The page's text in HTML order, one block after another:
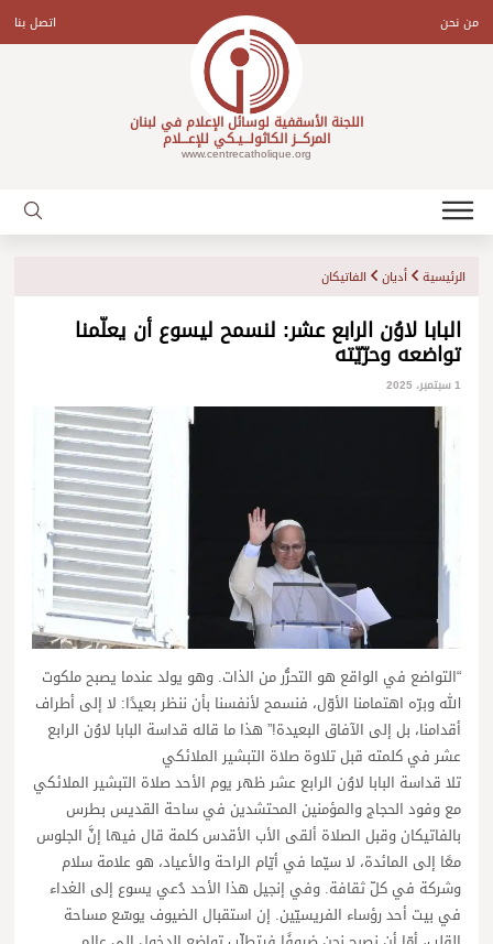
contentمن نحن اتصل بنا
اللجنة الأسقفية لوسائل الإعلام في لبنان
المركـــز الكاثولـــيـكي للإعـــلام
www.centrecatholique.org
الرئيسية أديان الفاتيكان
البابا لاوُن الرابع عشر: لنسمح ليسوع أن يعلّمنا
تواضعه وحرّيّته
1 سبتمبر، 2025
“التواضع في الواقع هو التحرُّر من الذات. وهو يولد عندما يصبح ملكوت
الله وبرّه اهتمامنا الأوّل، فنسمح لأنفسنا بأن ننظر بعيدًا: لا إلى أطراف
أقدامنا، بل إلى الآفاق البعيدة!” هذا ما قاله قداسة البابا لاوُن الرابع
عشر في كلمته قبل تلاوة صلاة التبشير الملائكي
تلا قداسة البابا لاوُن الرابع عشر ظهر يوم الأحد صلاة التبشير الملائكي
مع وفود الحجاج والمؤمنين المحتشدين في ساحة القديس بطرس
بالفاتيكان وقبل الصلاة ألقى الأب الأقدس كلمة قال فيها إنَّ الجلوس
معًا إلى المائدة، لا سيّما في أيّام الراحة والأعياد، هو علامة سلام
وشركة في كلّ ثقافة. وفي إنجيل هذا الأحد دُعي يسوع إلى الغداء
في بيت أحد رؤساء الفريسيّين. إن استقبال الضيوف يوسّع مساحة